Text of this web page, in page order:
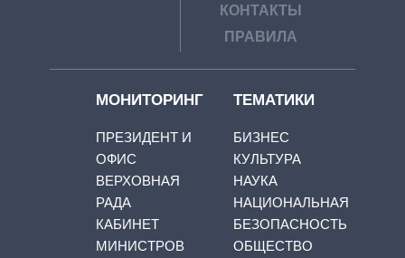
КОНТАКТЫ
ПРАВИЛА
МОНИТОРИНГ
ПРЕЗИДЕНТ И
ОФИС
ВЕРХОВНАЯ
РАДА
КАБИНЕТ
МИНИСТРОВ
ТЕМАТИКИ
БИЗНЕС
КУЛЬТУРА
НАУКА
НАЦИОНАЛЬНАЯ
БЕЗОПАСНОСТЬ
ОБЩЕСТВО